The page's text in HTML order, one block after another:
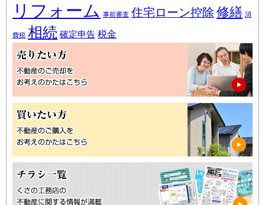
リフォーム 事前審査 住宅ローン控除 修繕 消
費税 相続 確定申告 税金